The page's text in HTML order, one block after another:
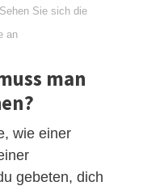
Sehen Sie sich die
an
man
wie einer
gebeten, dich